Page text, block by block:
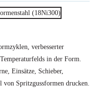
verbesserter
in der Form.
Einsätze, Schieber,
von Spritzgussformen drucken.